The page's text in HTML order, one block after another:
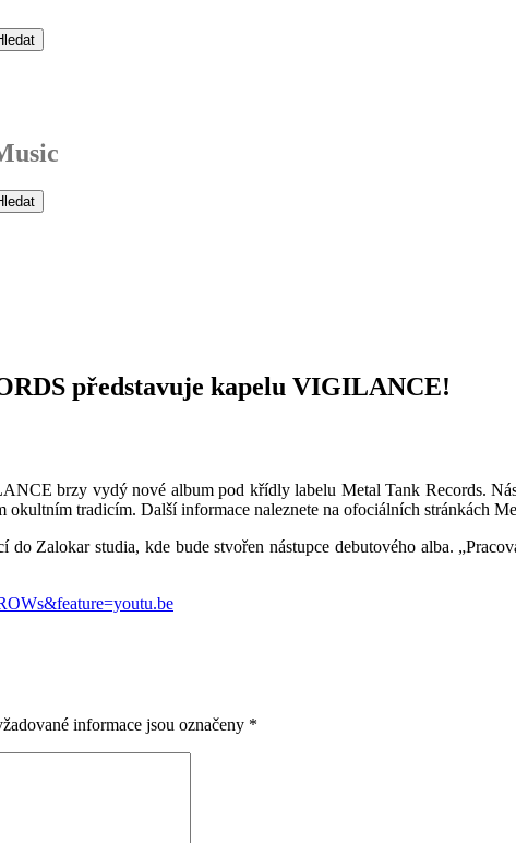
představuje kapelu VIGILANCE!
brzy vydý nové album pod křídly labelu Metal Tank Records.
okultním tradicím. Další informace naleznete na ofociálních stránkách
do Zalokar studia, kde bude stvořen nástupce debutového alba.
informace jsou označeny *